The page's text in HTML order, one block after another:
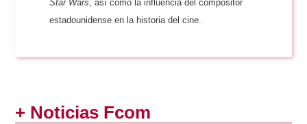
Star Wars, así como la influencia del compositor
estadounidense en la historia del cine.
+ Noticias Fcom